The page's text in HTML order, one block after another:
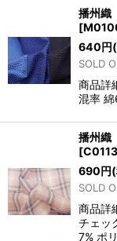
播州織
[
640円
SOLD
商品詳
混率
播州織
[
690円
SOLD
商品詳
チェッ
7% ポ